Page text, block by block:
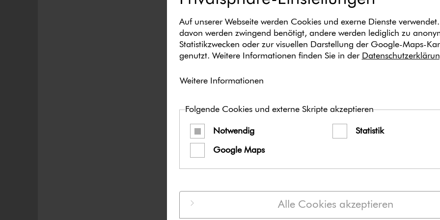
Auf unserer Webseite werden Cookies und exerne Dienste
davon werden zwingend benötigt, andere werden lediglich zu
Statistikzwecken oder zur visuellen Darstellung der Google-Maps-
genutzt. Weitere Informationen finden Sie in der
Weitere Informationen
Folgende Cookies und externe Skripte akzeptieren
Notwendig Statistik
Google Maps
Alle Cookies akzeptieren
(23 KB)
Inhalt
Das Medienpaket
stel­lung aus Bild- und/
Kanäle Facebook,
zur freien Verfügung
die Postings an Ihre
ob Sie die Beiträge
entscheiden. Texte und
Ihre Anforderungen
Wir empfehlen den/die
zusätzlich zu den von
verwenden, um so eine